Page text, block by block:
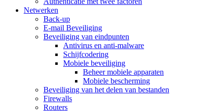
Netwerken
Back-up
E-mail Beveiliging
Beveiliging van eindpunten
Antivirus en anti-malware
Schijfcodering
Mobiele beveiliging
Beheer mobiele apparaten
Mobiele bescherming
Beveiliging van het delen van bestanden
Firewalls
Routers